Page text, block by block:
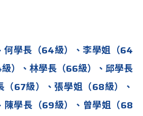
何學長（64級）、李學姐（64
）、林學長（66級）、邱學長
（67級）、張學姐（68級）、
陳學長（69級）、曾學姐（68